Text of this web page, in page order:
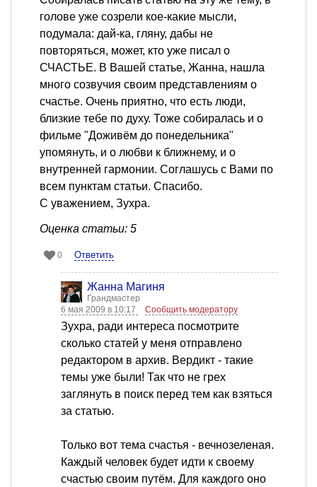
голове уже созрели кое-какие мысли,
подумала: дай-ка, гляну, дабы не
повторяться, может, кто уже писал о
СЧАСТЬЕ. В Вашей статье, Жанна, нашла
много созвучия своим представлениям о
счастье. Очень приятно, что есть люди,
близкие тебе по духу. Тоже собиралась и о
фильме "Доживём до понедельника"
упомянуть, и о любви к ближнему, и о
внутренней гармонии. Соглашусь с Вами по
всем пунктам статьи. Спасибо.
С уважением, Зухра.
Оценка статьи: 5
0 Ответить
Жанна Магиня
Грандмастер
6 мая 2009 в 10:17
Сообщить модератору
Зухра, ради интереса посмотрите
сколько статей у меня отправлено
редактором в архив. Вердикт - такие
темы уже были! Так что не грех
заглянуть в поиск перед тем как взяться
за статью.
Только вот тема счастья - вечнозеленая.
Каждый человек будет идти к своему
счастью своим путём. Для каждого оно